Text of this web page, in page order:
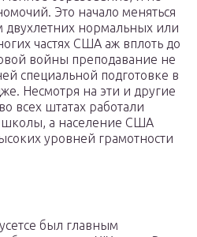
Это начало меняться
двухлетних нормальных или
частях США аж вплоть до
войны преподавание не
специальной подготовке в
Несмотря на эти и другие
всех штатах работали
школы, а население США
уровней грамотности
был главным